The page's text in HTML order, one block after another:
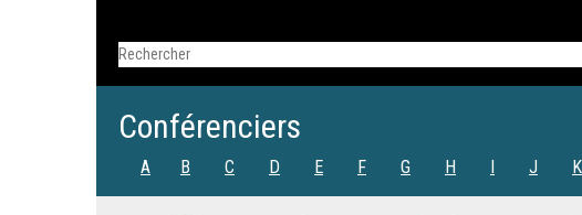
Conférenciers
A B C D E F G H I J K